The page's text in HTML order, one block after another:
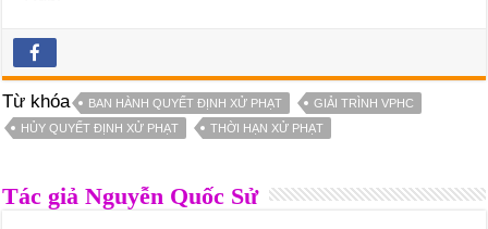
Từ khóa BAN HÀNH QUYẾT ĐỊNH XỬ PHẠT
GIẢI TRÌNH VPHC
HỦY QUYẾT ĐỊNH XỬ PHẠT
THỜI HẠN XỬ PHẠT
Tác giả Nguyễn Quốc Sử